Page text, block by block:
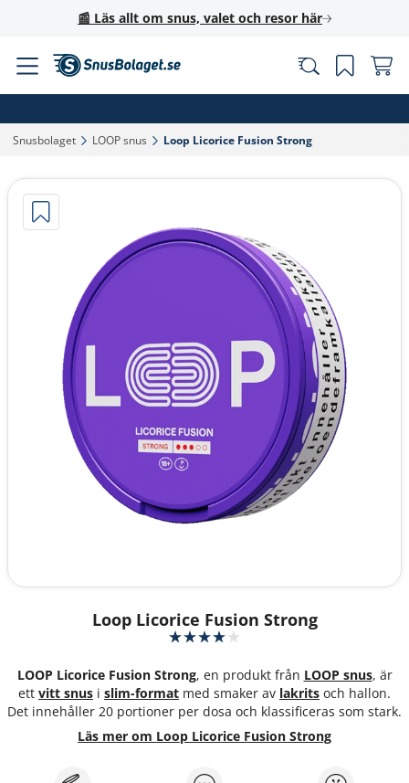
📰 Läs allt om snus, valet och resor här
Snusbolaget‎ LOOP snus‎ Loop Licorice Fusion Strong‎
Loop Licorice Fusion Strong
LOOP Licorice Fusion Strong, en produkt från LOOP snus, är
ett vitt snus i slim-format med smaker av lakrits och hallon.
Det innehåller 20 portioner per dosa och klassificeras som stark.
Läs mer om Loop Licorice Fusion Strong